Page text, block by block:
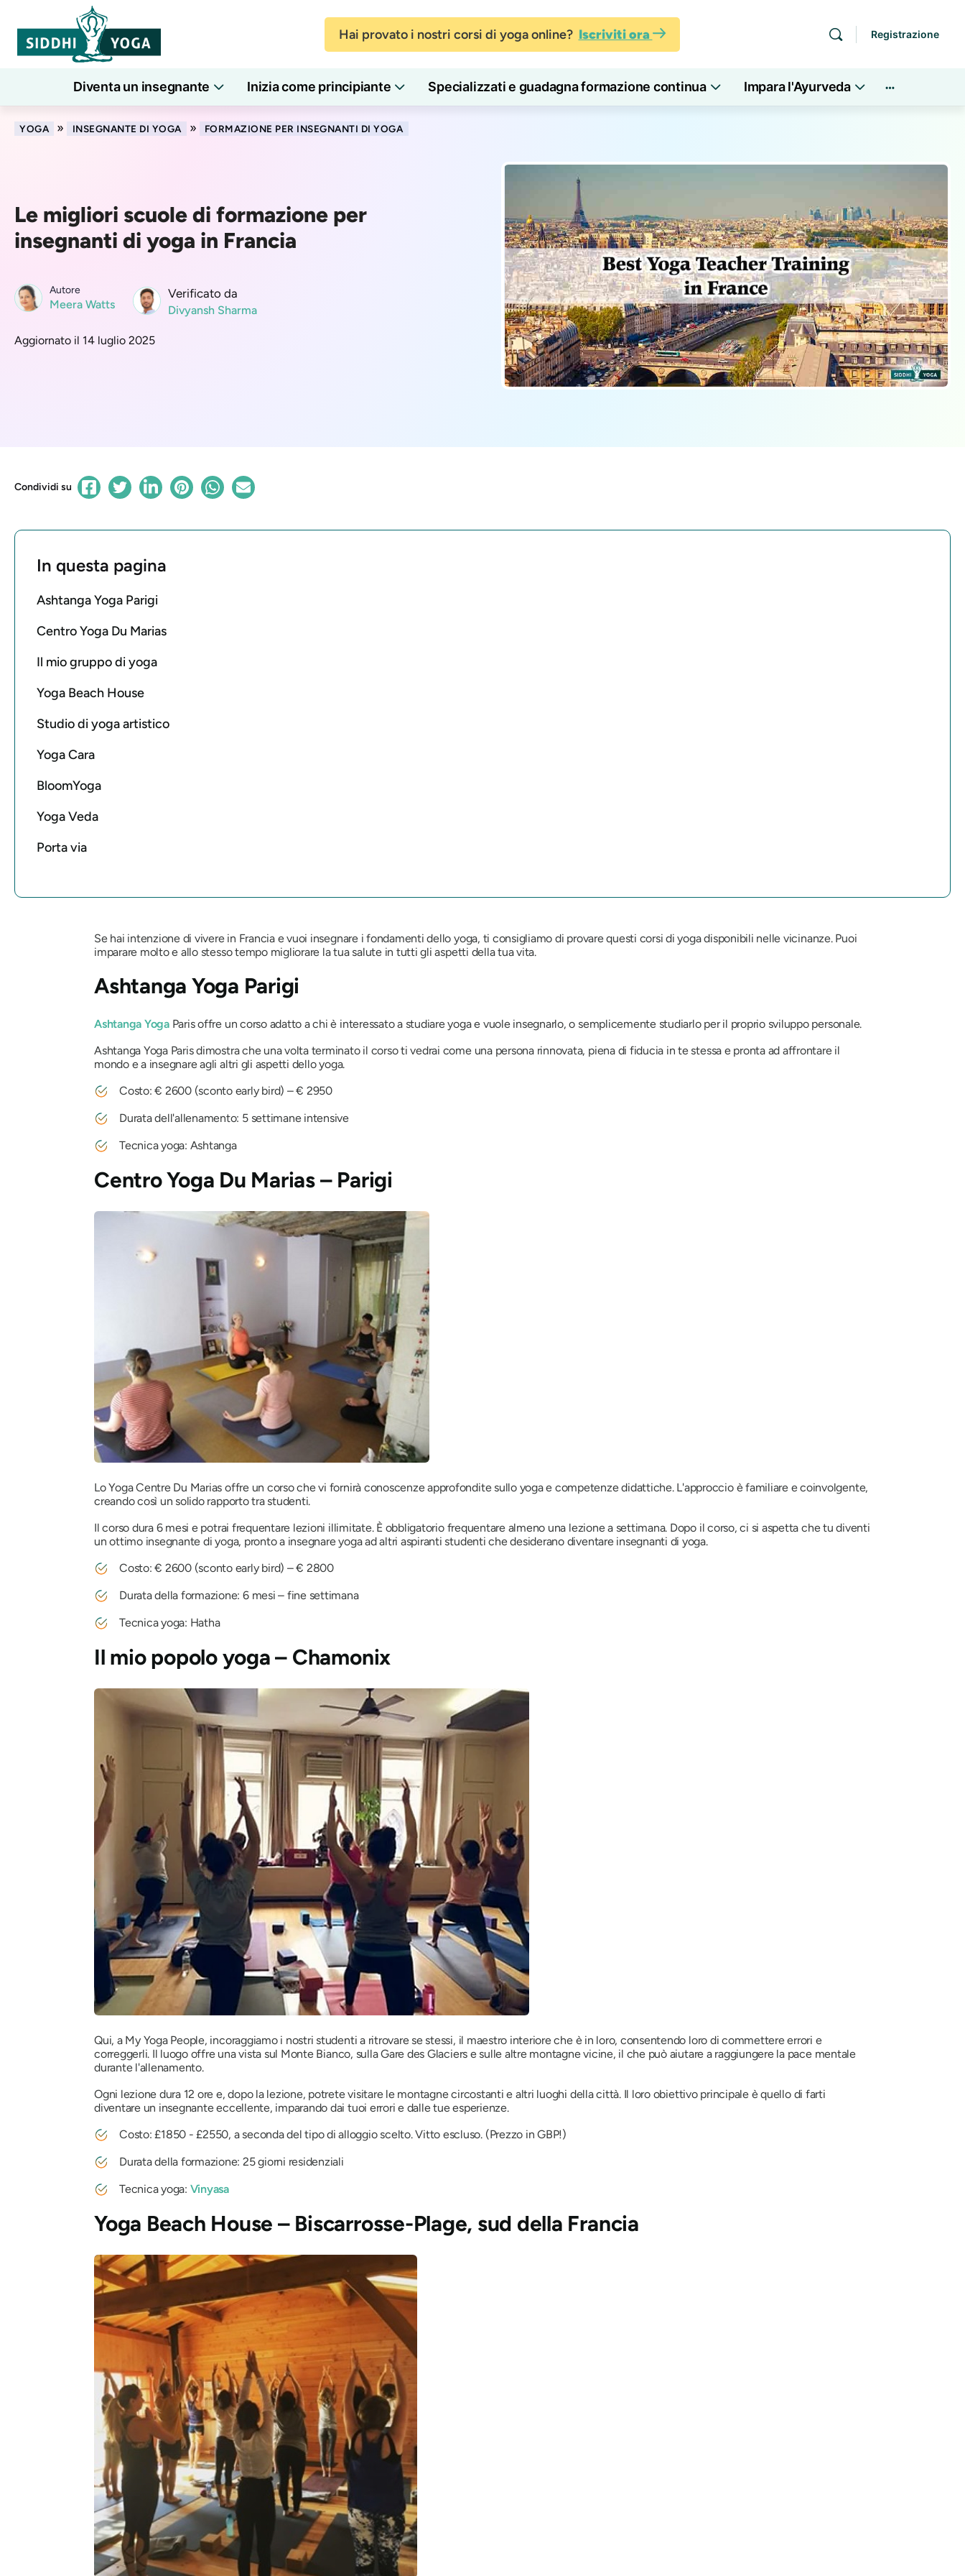
Hai provato i nostri corsi di yoga online? Iscriviti ora Registrazione
Diventa un insegnante Inizia come principiante Specializzati e guadagna formazione continua Impara l'Ayurveda
YOGA » INSEGNANTE DI YOGA » FORMAZIONE PER INSEGNANTI DI YOGA
Le migliori scuole di formazione per
insegnanti di yoga in Francia
Autore
Meera Watts
Verificato da
Divyansh Sharma
Aggiornato il 14 luglio 2025
Condividi su
In questa pagina
Ashtanga Yoga Parigi
Centro Yoga Du Marias
Il mio gruppo di yoga
Yoga Beach House
Studio di yoga artistico
Yoga Cara
BloomYoga
Yoga Veda
Porta via
Se hai intenzione di vivere in Francia e vuoi insegnare i fondamenti dello yoga, ti consigliamo di provare questi corsi di yoga disponibili nelle vicinanze. Puoi
imparare molto e allo stesso tempo migliorare la tua salute in tutti gli aspetti della tua vita.
Ashtanga Yoga Parigi
Ashtanga YogaParis offre un corso adatto a chi è interessato a studiare yoga e vuole insegnarlo, o semplicemente studiarlo per il proprio sviluppo personale.
Ashtanga Yoga Paris dimostra che una volta terminato il corso ti vedrai come una persona rinnovata, piena di fiducia in te stessa e pronta ad affrontare il
mondo e a insegnare agli altri gli aspetti dello yoga.
Costo: € 2600 (sconto early bird) – € 2950
Durata dell'allenamento: 5 settimane intensive
Tecnica yoga: Ashtanga
Centro Yoga Du Marias – Parigi
Lo Yoga Centre Du Marias offre un corso che vi fornirà conoscenze approfondite sullo yoga e competenze didattiche. L'approccio è familiare e coinvolgente,
creando così un solido rapporto tra studenti.
Il corso dura 6 mesi e potrai frequentare lezioni illimitate. È obbligatorio frequentare almeno una lezione a settimana. Dopo il corso, ci si aspetta che tu diventi
un ottimo insegnante di yoga, pronto a insegnare yoga ad altri aspiranti studenti che desiderano diventare insegnanti di yoga.
Costo: € 2600 (sconto early bird) – € 2800
Durata della formazione: 6 mesi – fine settimana
Tecnica yoga: Hatha
Il mio popolo yoga – Chamonix
Qui, a My Yoga People, incoraggiamo i nostri studenti a ritrovare se stessi, il maestro interiore che è in loro, consentendo loro di commettere errori e
correggerli. Il luogo offre una vista sul Monte Bianco, sulla Gare des Glaciers e sulle altre montagne vicine, il che può aiutare a raggiungere la pace mentale
durante l'allenamento.
Ogni lezione dura 12 ore e, dopo la lezione, potrete visitare le montagne circostanti e altri luoghi della città. Il loro obiettivo principale è quello di farti
diventare un insegnante eccellente, imparando dai tuoi errori e dalle tue esperienze.
Costo: £1850 - £2550, a seconda del tipo di alloggio scelto. Vitto escluso. (Prezzo in GBP!)
Durata della formazione: 25 giorni residenziali
Tecnica yoga: Vinyasa
Yoga Beach House – Biscarrosse-Plage, sud della Francia